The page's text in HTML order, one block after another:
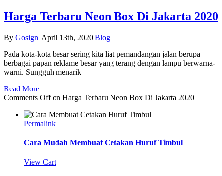
Harga Terbaru Neon Box Di Jakarta 2020
By Gosign| April 13th, 2020|Blog|
Pada kota-kota besar sering kita liat pemandangan jalan berupa
berbagai papan reklame besar yang terang dengan lampu berwarna-
warni. Sungguh menarik
Read More
Comments Offon Harga Terbaru Neon Box Di Jakarta 2020
Permalink
Cara Mudah Membuat Cetakan Huruf Timbul
View Cart